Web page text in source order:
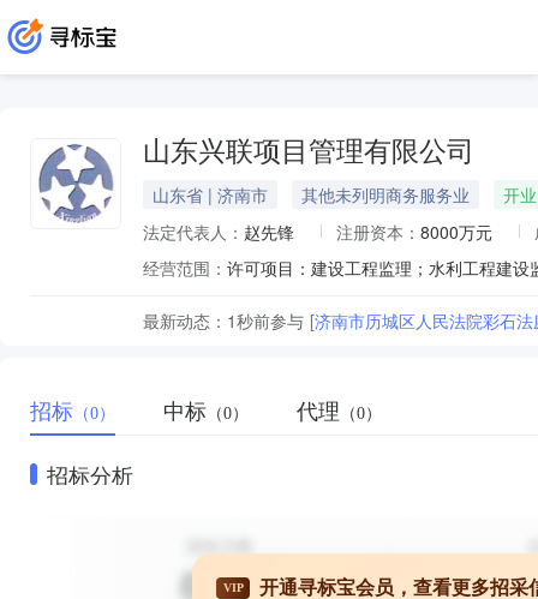
山东兴联项目管理有限公司
山东省 | 济南市 其他未列明商务服务业
开业
法定代表人： 赵先锋 注册资本： 8000万元
经营范围：
最新动态： 1秒前参与 [济南市历城区人民法院彩石
招标 （0） 中标 （0） 代理 （0）
招标分析
VIP 开通寻标宝会员，查看更多招采